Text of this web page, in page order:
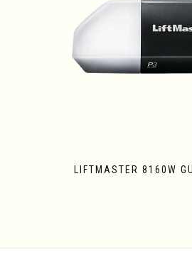
LIFTMASTER 8160W